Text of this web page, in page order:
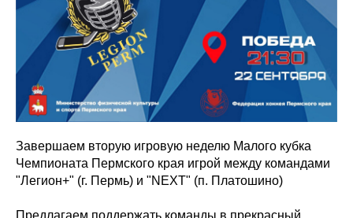
Завершаем вторую игровую неделю Малого кубка
Чемпионата Пермского края игрой между командами
"Легион+" (г. Пермь) и "NEXT" (п. Платошино)